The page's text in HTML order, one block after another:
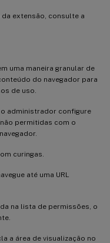
extensão, consulte a
uma maneira granular de
do navegador para
de uso.
administrador configure
permitidas com o
curingas.
até uma URL
na lista de permissões, o
a área de visualização no